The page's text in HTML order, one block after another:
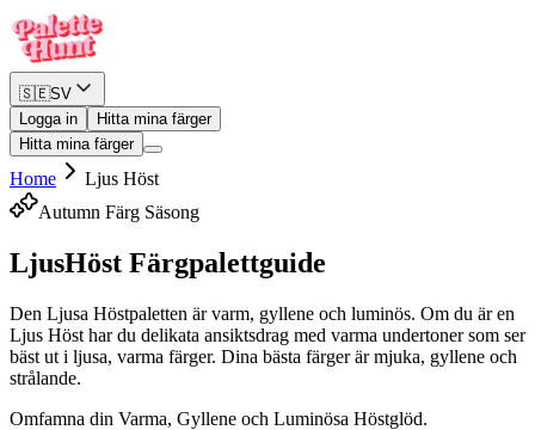
🇸🇪SV
Logga in
Hitta mina färger
Hitta mina färger
Home
Ljus Höst
Autumn Färg Säsong
LjusHöst Färgpalettguide
Den Ljusa Höstpaletten är varm, gyllene och luminös. Om du är en
Ljus Höst har du delikata ansiktsdrag med varma undertoner som ser
bäst ut i ljusa, varma färger. Dina bästa färger är mjuka, gyllene och
strålande.
Omfamna din Varma, Gyllene och Luminösa Höstglöd.